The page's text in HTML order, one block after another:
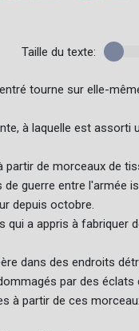
Taille du texte:
tourne sur elle-
à laquelle est assorti
de morceaux de
guerre entre l'armée
depuis octobre.
qui a appris à fabriquer
dans des endroits
par des éclats
partir de ces